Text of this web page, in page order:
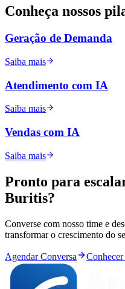
Conheça nossos
Geração de Demanda
Saiba mais
Atendimento com IA
Saiba mais
Vendas com IA
Saiba mais
Pronto para
Buritis?
Converse com nosso time e
transformar o crescimento do
Agendar Conversa